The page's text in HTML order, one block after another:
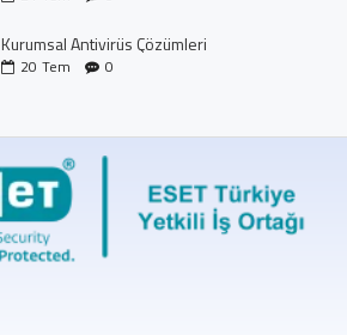
Kurumsal Antivirüs Çözümleri
20 Tem 0